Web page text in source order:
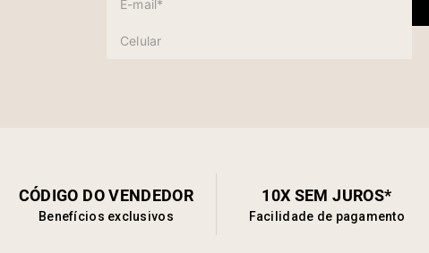
CÓDIGO DO VENDEDOR
Benefícios exclusivos
10X SEM JUROS*
Facilidade de pagamento